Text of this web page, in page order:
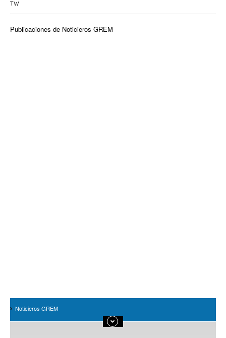
TW
Publicaciones de Noticieros GREM
Noticieros GREM